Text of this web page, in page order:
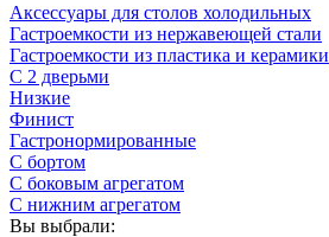
Аксессуары для столов холодильных
Гастроемкости из нержавеющей стали
Гастроемкости из пластика и керамики
С 2 дверьми
Низкие
Финист
Гастронормированные
С бортом
С боковым агрегатом
С нижним агрегатом
Вы выбрали: